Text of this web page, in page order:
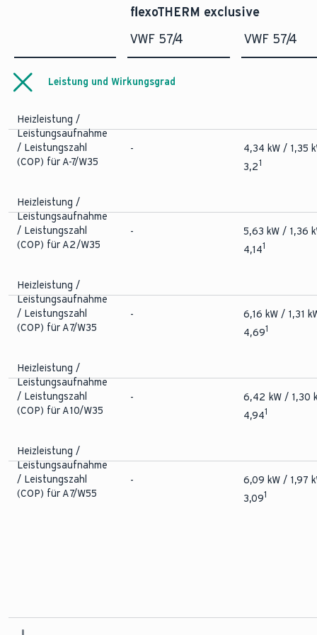
Wärmepumpe
Kompressoreinheit
- 400 V (50 Hz)
- 1,50 kg
-
1.290 l/h
- 40,6 dB(A)
flexoTHERM exclusive
VWF 57/4
VWF 57/4
Leistung und Wirkungsgrad
Heizleistung /
Leistungsaufnahme
/ Leistungszahl
(COP) für A-7/W35
-
4,34 kW / 1,35
3,21
Heizleistung /
Leistungsaufnahme
/ Leistungszahl
(COP) für A2/W35
-
5,63 kW / 1,36
4,141
Heizleistung /
Leistungsaufnahme
/ Leistungszahl
(COP) für A7/W35
-
6,16 kW / 1,31
4,691
Heizleistung /
Leistungsaufnahme
/ Leistungszahl
(COP) für A10/W35
-
6,42 kW / 1,30
4,941
Heizleistung /
Leistungsaufnahme
/ Leistungszahl
(COP) für A7/W55
-
6,09 kW / 1,97
3,091